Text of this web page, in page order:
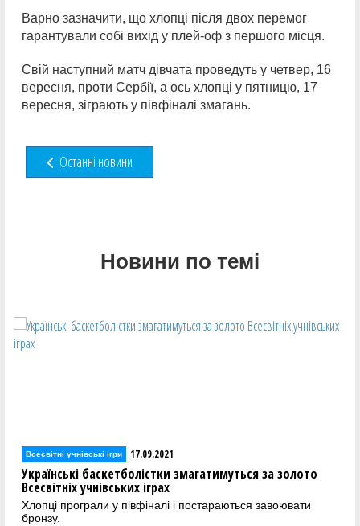
Варно зазначити, що хлопці після двох перемог
гарантували собі вихід у плей-оф з першого місця.
Cвій наступний матч дівчата проведуть у четвер, 16
вересня, проти Сербії, а ось хлопці у пятницю, 17
вересня, зіграють у півфіналі змагань.
Останні новини
Новини по темі
Всесвітні учнівські ігри 17.09.2021
Українські баскетболістки змагатимуться за золото
Всесвітніх учнівських іграх
Хлопці програли у півфіналі і постараються завоювати
бронзу.